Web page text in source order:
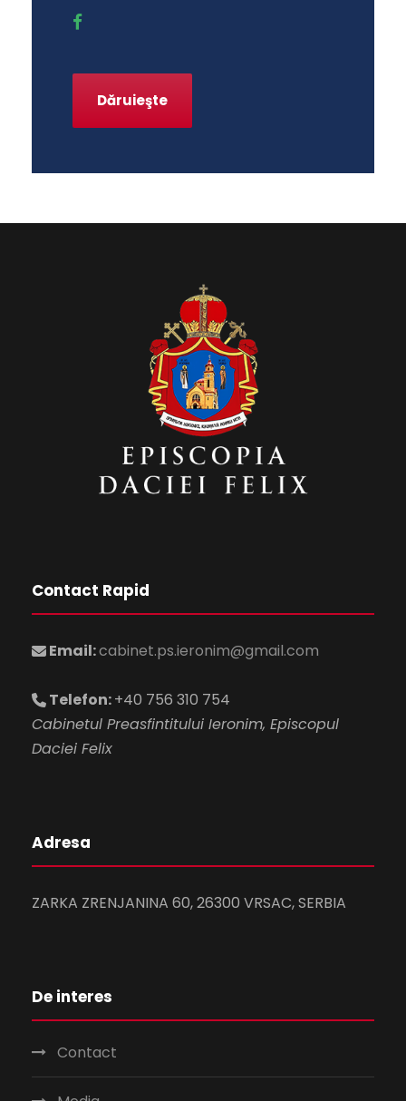
Dăruieşte
Contact Rapid
Email:cabinet.ps.ieronim@gmail.com
Telefon:+40 756 310 754
Cabinetul Preasfintitului Ieronim, Episcopul
Daciei Felix
Adresa
ZARKA ZRENJANINA 60, 26300 VRSAC, SERBIA
De interes
Contact